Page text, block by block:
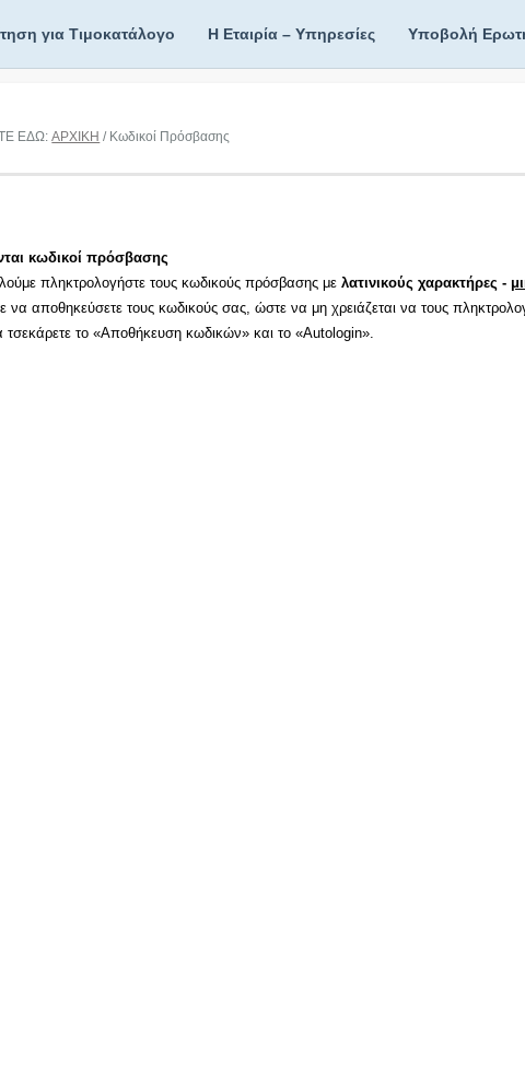
για Τιμοκατάλογο Η Εταιρία – Υπηρεσίες Υποβολή
ΕΔΩ:ΑΡΧΙΚΗ / Κωδικοί Πρόσβασης
κωδικοί πρόσβασης
πληκτρολογήστε τους κωδικούς πρόσβασης μελατινικούς χαρακτήρες -
να αποθηκεύσετε τους κωδικούς σας, ώστε να μη χρειάζεται να τους
τσεκάρετε το «Αποθήκευση κωδικών» και το «Autologin».